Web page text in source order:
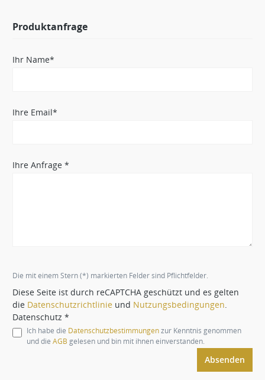
Produktanfrage
Ihr Name*
Ihre Email*
Ihre Anfrage *
Die mit einem Stern (*) markierten Felder sind Pflichtfelder.
Diese Seite ist durch reCAPTCHA geschützt und es gelten
die Datenschutzrichtlinie und Nutzungsbedingungen
Datenschutz *
Ich habe die Datenschutzbestimmungenzur Kenntnis genommen
und die AGB gelesen und bin mit ihnen einverstanden.
Absenden